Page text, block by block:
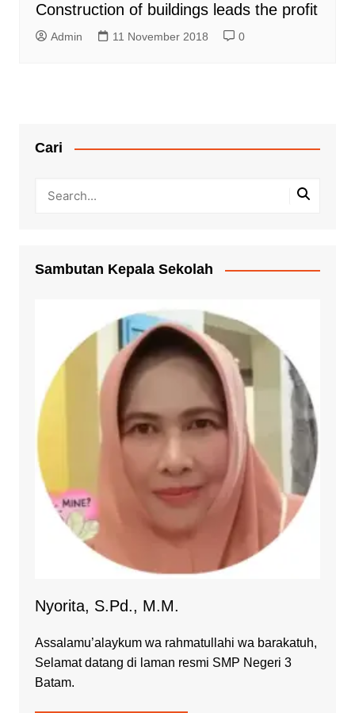
Construction of buildings leads the profit
Admin 11 November 2018 0
Cari
Sambutan Kepala Sekolah
Nyorita, S.Pd., M.M.
Assalamu’alaykum wa rahmatullahi wa barakatuh,
Selamat datang di laman resmi SMP Negeri 3
Batam.